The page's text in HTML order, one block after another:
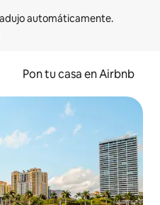
Pon tu casa en Airbnb